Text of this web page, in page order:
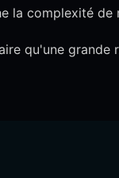
la complexité de
qu'une